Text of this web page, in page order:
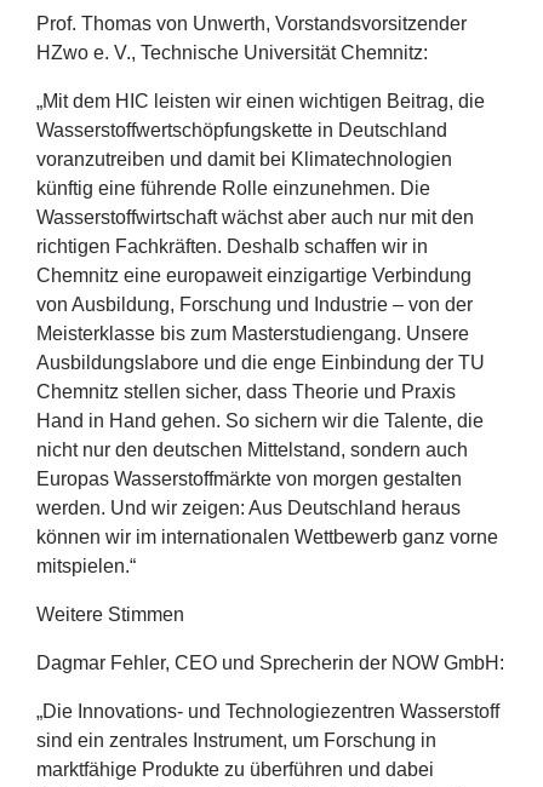
Prof. Thomas von Unwerth, Vorstandsvorsitzender
HZwo e. V., Technische Universität Chemnitz:
„Mit dem HIC leisten wir einen wichtigen Beitrag, die
Wasserstoffwertschöpfungskette in Deutschland
voranzutreiben und damit bei Klimatechnologien
künftig eine führende Rolle einzunehmen. Die
Wasserstoffwirtschaft wächst aber auch nur mit den
richtigen Fachkräften. Deshalb schaffen wir in
Chemnitz eine europaweit einzigartige Verbindung
von Ausbildung, Forschung und Industrie – von der
Meisterklasse bis zum Masterstudiengang. Unsere
Ausbildungslabore und die enge Einbindung der TU
Chemnitz stellen sicher, dass Theorie und Praxis
Hand in Hand gehen. So sichern wir die Talente, die
nicht nur den deutschen Mittelstand, sondern auch
Europas Wasserstoffmärkte von morgen gestalten
werden. Und wir zeigen: Aus Deutschland heraus
können wir im internationalen Wettbewerb ganz vorne
mitspielen.“
Weitere Stimmen
Dagmar Fehler, CEO und Sprecherin der NOW GmbH:
„Die Innovations- und Technologiezentren Wasserstoff
sind ein zentrales Instrument, um Forschung in
marktfähige Produkte zu überführen und dabei